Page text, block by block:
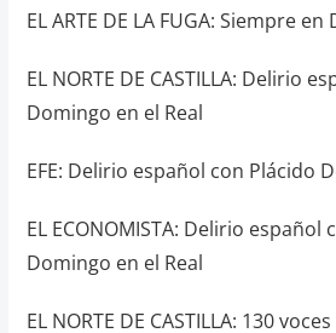
EL ARTE DE LA FUGA: Siempre
EL NORTE DE CASTILLA: Delirio
Domingo en el Real
EFE: Delirio español con Plácido
EL ECONOMISTA: Delirio español
Domingo en el Real
EL NORTE DE CASTILLA: 130